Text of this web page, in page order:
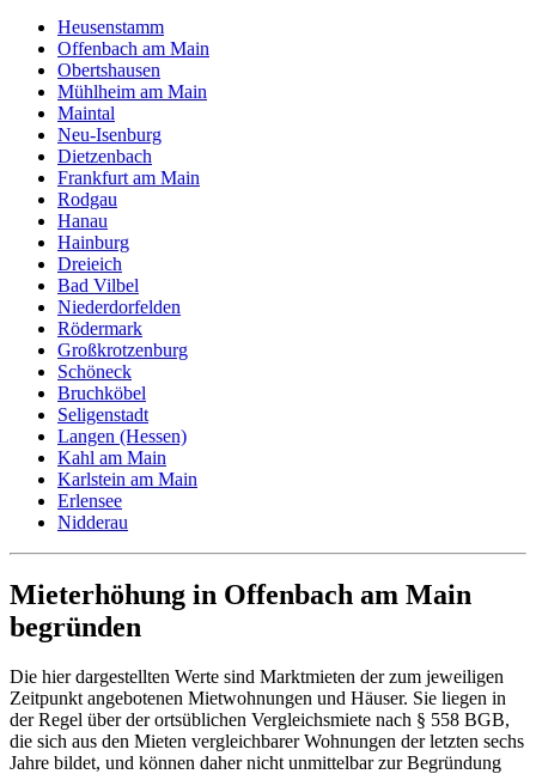
Heusenstamm
Offenbach am Main
Obertshausen
Mühlheim am Main
Maintal
Neu-Isenburg
Dietzenbach
Frankfurt am Main
Rodgau
Hanau
Hainburg
Dreieich
Bad Vilbel
Niederdorfelden
Rödermark
Großkrotzenburg
Schöneck
Bruchköbel
Seligenstadt
Langen (Hessen)
Kahl am Main
Karlstein am Main
Erlensee
Nidderau
Mieterhöhung in Offenbach am Main
begründen
Die hier dargestellten Werte sind Marktmieten der zum jeweiligen
Zeitpunkt angebotenen Mietwohnungen und Häuser. Sie liegen in
der Regel über der ortsüblichen Vergleichsmiete nach § 558 BGB,
die sich aus den Mieten vergleichbarer Wohnungen der letzten sechs
Jahre bildet, und können daher nicht unmittelbar zur Begründung